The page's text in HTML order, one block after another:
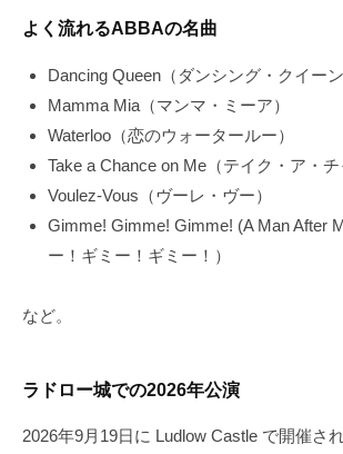
よく流れるABBAの名曲
Dancing Queen（ダンシング・クイーン
Mamma Mia（マンマ・ミーア）
Waterloo（恋のウォータールー）
Take a Chance on Me（テイク・ア・チ
Voulez-Vous（ヴーレ・ヴー）
Gimme! Gimme! Gimme! (A Man After
ー！ギミー！ギミー！）
など。
ラドロー城での2026年公演
2026年9月19日に Ludlow Castle で開催さ